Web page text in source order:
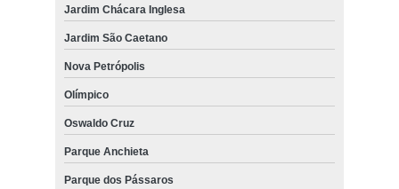
Jardim Chácara Inglesa
Jardim São Caetano
Nova Petrópolis
Olímpico
Oswaldo Cruz
Parque Anchieta
Parque dos Pássaros